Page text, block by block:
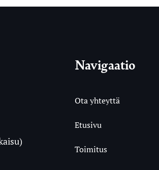
Navigaatio
Ota yhteyttä
Etusivu
Toimitus